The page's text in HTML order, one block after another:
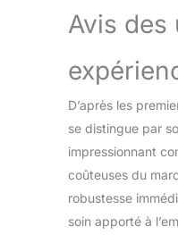
Avis des
D’après les
se distingue par
impressionnant
coûteuses du
robustesse
soin apporté à